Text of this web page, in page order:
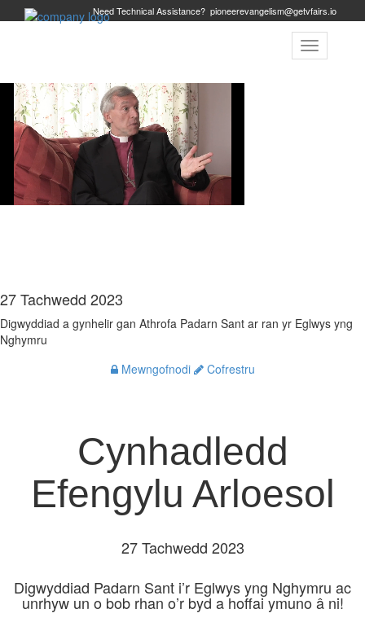
Need Technical Assistance? pioneerevangelism@getvfairs.io
Toggle
navigation
27 Tachwedd 2023
Digwyddiad a gynhelir gan Athrofa Padarn Sant ar ran yr Eglwys yng
Nghymru
Mewngofnodi
Cofrestru
Cynhadledd
Efengylu Arloesol
27 Tachwedd 2023
Digwyddiad Padarn Sant i’r Eglwys yng Nghymru ac
unrhyw un o bob rhan o’r byd a hoffai ymuno â ni!